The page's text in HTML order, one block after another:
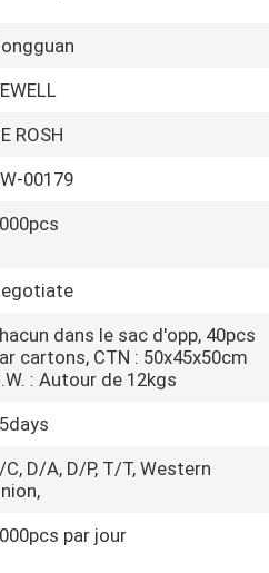
ROSH
00179
dans le sac d'opp, 40pcs
cartons, CTN : 50x45x50cm
: Autour de 12kgs
C, D/A, D/P, T/T, Western
par jour